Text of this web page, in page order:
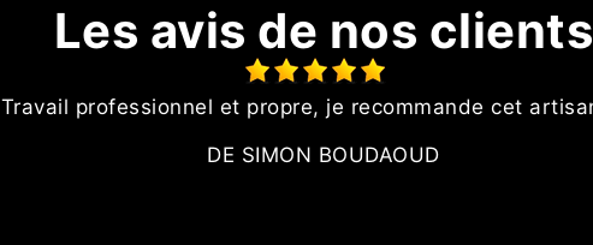
Les avis de nos clients
Travail professionnel et propre, je recommande cet
DE SIMON BOUDAOUD